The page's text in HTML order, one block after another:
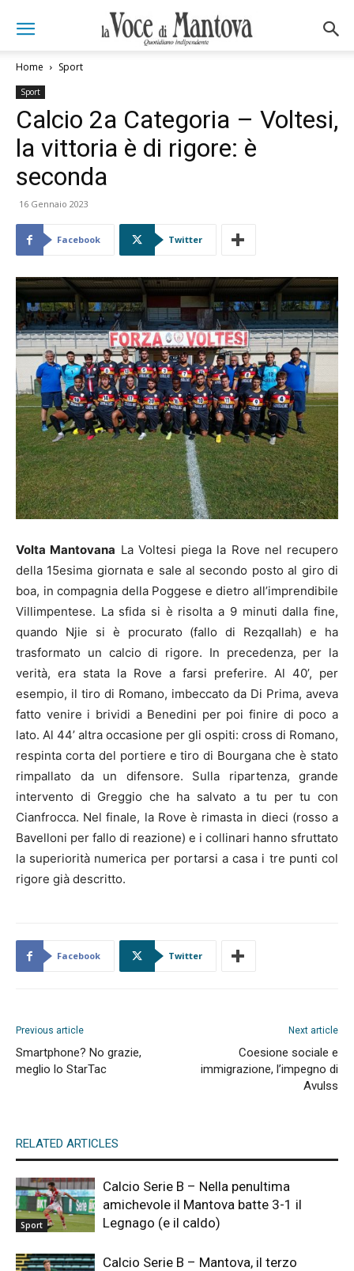
Home Sport
Sport
Calcio 2a Categoria – Voltesi,
la vittoria è di rigore: è
seconda
16 Gennaio 2023
Facebook Twitter
Volta Mantovana La Voltesi piega la Rove nel recupero
della 15esima giornata e sale al secondo posto al giro di
boa, in compagnia della Poggese e dietro all’imprendibile
Villimpentese. La sfida si è risolta a 9 minuti dalla fine,
quando Njie si è procurato (fallo di Rezqallah) e ha
trasformato un calcio di rigore. In precedenza, per la
verità, era stata la Rove a farsi preferire. Al 40’, per
esempio, il tiro di Romano, imbeccato da Di Prima, aveva
fatto venire i brividi a Benedini per poi finire di poco a
lato. Al 44’ altra occasione per gli ospiti: cross di Romano,
respinta corta del portiere e tiro di Bourgana che è stato
rimpallato da un difensore. Sulla ripartenza, grande
intervento di Greggio che ha salvato a tu per tu con
Cianfrocca. Nel finale, la Rove è rimasta in dieci (rosso a
Bavelloni per fallo di reazione) e i collinari hanno sfruttato
la superiorità numerica per portarsi a casa i tre punti col
rigore già descritto.
Facebook Twitter
Previous article
Smartphone? No grazie,
meglio lo StarTac
Next article
Coesione sociale e
immigrazione, l’impegno di
Avulss
RELATED ARTICLES
Sport
Calcio Serie B – Nella penultima
amichevole il Mantova batte 3-1 il
Legnago (e il caldo)
Calcio Serie B – Mantova, il terzo